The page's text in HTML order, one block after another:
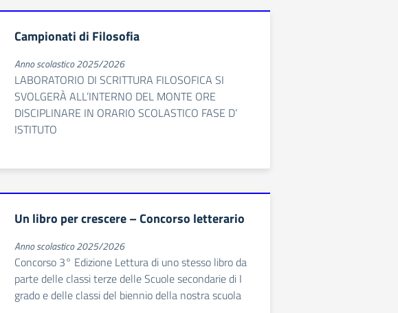
Campionati di Filosofia
Anno scolastico 2025/2026
LABORATORIO DI SCRITTURA FILOSOFICA SI
SVOLGERÀ ALL’INTERNO DEL MONTE ORE
DISCIPLINARE IN ORARIO SCOLASTICO FASE D’
ISTITUTO
Un libro per crescere – Concorso letterario
Anno scolastico 2025/2026
Concorso 3° Edizione Lettura di uno stesso libro da
parte delle classi terze delle Scuole secondarie di I
grado e delle classi del biennio della nostra scuola